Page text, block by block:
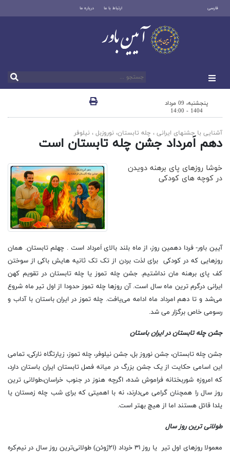
فارسی ارتباط با ما درباره ما
پنجشنبه، 09 مرداد
1404 - 14:00
آشنایی با جشنهای ایرانی ، چله تابستان، نوروزبل ، نیلوفر
دهم اَمرداد جشن چله تابستان است
خوشا روزهای پای برهنه دویدن
در کوچه های کودکی
آیین باور- فردا دهمین روز، از ماه بلند بالای اَمرداد است . چهلم تابستان. همان
روزهایی که در کودکی برای لذت بردن از تک تک ثانیه هایش باکی از سوختن
کف پای برهنه مان نداشتیم. جشن چله تموز یا چله تابستان در تقویم کهن
ایرانی درگرم ترین ماه سال است. آن روزها چله تموز حدودا از اول تیر ماه شروع
می‌شد و تا دهم امرداد ماه ادامه می‌یافت. چله تموز در ایران باستان با آداب و
رسومی خاص برگزار می شد.
جشن چله تابستان در ایران باستان
جشن چله تابستان، جشن نوروز بل، جشن نیلوفر، چله تموز، زیارتگاه نارکی، تمامی
این اسامی حکایت از یک جشن بزرگ در میانه فصل تابستان ایران باستان دارد،
که امروزه شوربختانه فراموش شده‌، اگرچه هنوز در جنوب خراسان،طولانی ترین
روز سال را همچنان گرامی می‌دارند، نه با اهمیتی که برای شب چله زمستان یا
یلدا قائل هستند اما از هیچ بهتر است.
طولانی ترین روز سال
معمولا روزهای اول تیر یا روز ۳۱ خرداد (۲۱ژوئن) طولانی‌ترین روز سال در نیم‌كره